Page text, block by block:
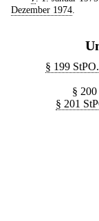
Dezember 1974
§ 199
§
§ 201